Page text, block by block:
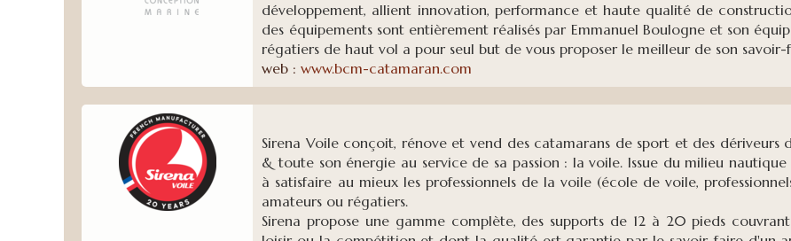
développement, allient innovation, performance et haute qualité de
des équipements sont entièrement réalisés par Emmanuel Boulogne et son
régatiers de haut vol a pour seul but de vous proposer le meilleur de son savoir-
web :www.bcm-catamaran.com
Sirena Voile conçoit, rénove et vend des catamarans de sport et des
& toute son énergie au service de sa passion : la voile. Issue du milieu
à satisfaire au mieux les professionnels de la voile (école de voile,
amateurs ou régatiers.
Sirena propose une gamme complète, des supports de 12 à 20 pieds